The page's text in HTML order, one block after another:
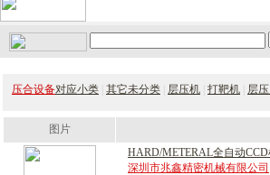
压合设备对应小类 其它未分类 层压机 打靶机 层
图片
HARD/METERAL全自动CCD
深圳市兆鑫精密机械有限公司